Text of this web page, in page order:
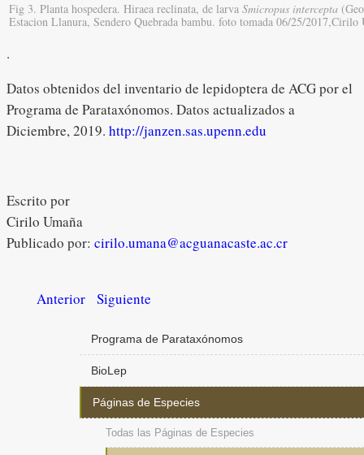
Fig 3. Planta hospedera. Hiraea reclinata, de larva Smicropus intercepta
Estacion Llanura, Sendero Quebrada bambu. foto tomada 06/25/2017,Cirilo
.
Datos obtenidos del inventario de lepidoptera de ACG por el
Programa de Parataxónomos. Datos actualizados a
Diciembre, 2019. http://janzen.sas.upenn.edu
Escrito por
Cirilo Umaña
Publicado por: cirilo.umana@acguanacaste.ac.cr
Anterior Siguiente
Programa de Parataxónomos
BioLep
Páginas de Especies
Todas las Páginas de Especies